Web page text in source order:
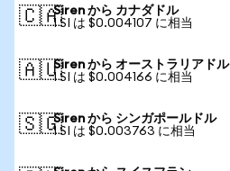
🇨🇦Siren から カナダドル
1 SI は $0.004107 に相当
🇦🇺Siren から オーストラリアドル
1 SI は $0.004166 に相当
🇸🇬Siren から シンガポールドル
1 SI は $0.003763 に相当